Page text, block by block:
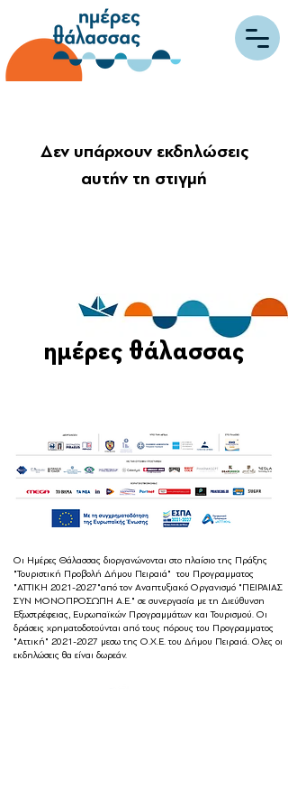
Δεν υπάρχουν εκδηλώσεις
αυτήν τη στιγμή
ημέρες θάλασσας
Οι Ημέρες Θάλασσας διοργανώνονται στο πλαίσιο της Πράξης
"Τουριστική Προβολή Δήμου Πειραιά" του Προγραμματος
"ΑΤΤΙΚΗ 2021-2027"από τον Αναπτυξιακό Οργανισμό "ΠΕΙΡΑΙΑΣ
ΣΥΝ ΜΟΝΟΠΡΟΣΩΠΗ Α.Ε." σε συνεργασία με τη Διεύθυνση
Εξωστρέφειας, Ευρωπαϊκών Προγραμμάτων και Τουρισμού. Οι
δράσεις χρηματοδοτούνται από τους πόρους του Προγραμματος
"Αττική" 2021-2027 μεσω της Ο.Χ.Ε. του Δήμου Πειραιά. Ολες οι
εκδηλώσεις θα είναι δωρεάν.